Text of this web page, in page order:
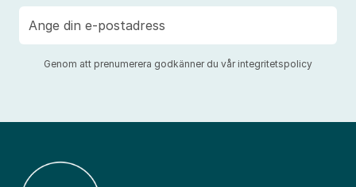
post
Genom att prenumerera godkänner du vår integritetspolicy